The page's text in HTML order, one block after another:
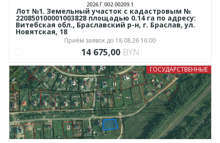
2026.Г.002.00209.1
Лот №1. Земельный участок с кадастровым №
220850100001003828 площадью 0.14 га по адресу:
Витебская обл., Браславский р-н, г. Браслав, ул.
Новятская, 18
Приём заявок до 18.08.26 16:00
14 675,00 BYN
ГОСУДАРСТВЕННЫЕ